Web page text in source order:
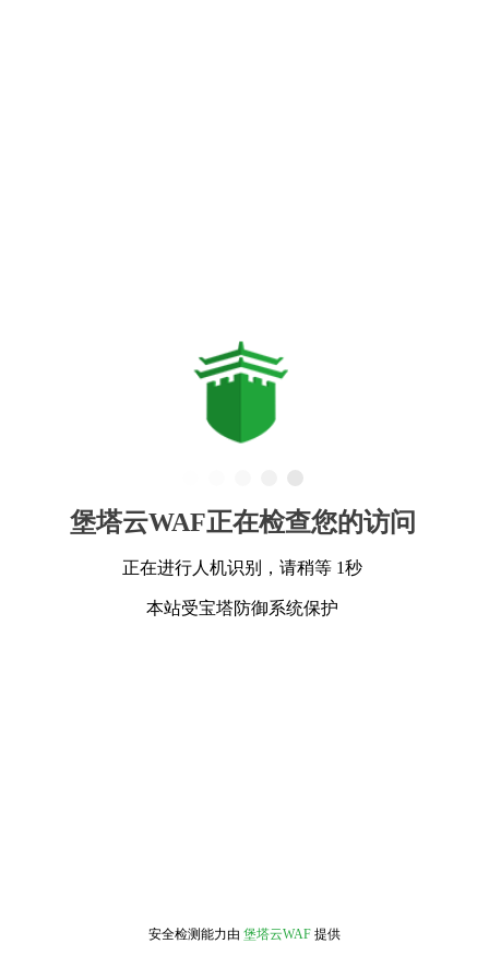
堡塔云WAF正在检查您的访问
正在进行人机识别，请稍等 1秒
本站受宝塔防御系统保护
安全检测能力由 堡塔云WAF 提供